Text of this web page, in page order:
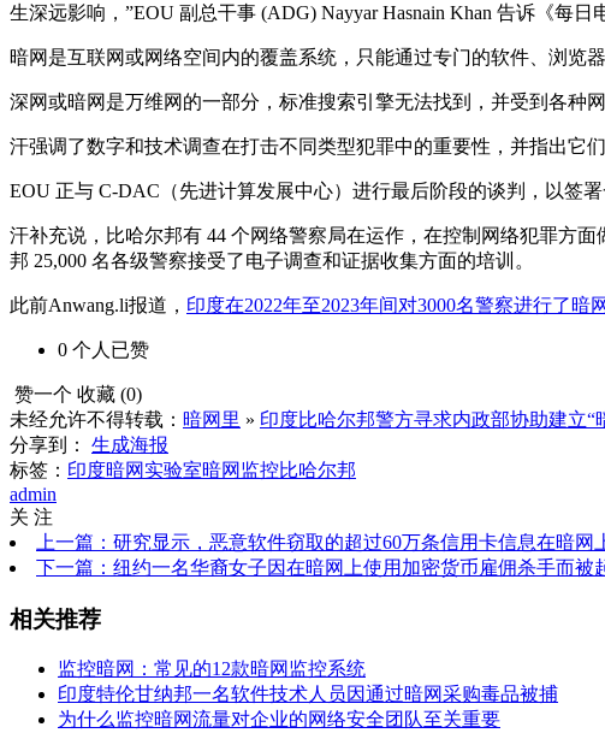
生深远影响，”EOU 副总干事 (ADG) Nayyar Hasnain Khan 告诉《每日
暗网是互联网或网络空间内的覆盖系统，只能通过专门的软件、浏览
深网或暗网是万维网的一部分，标准搜索引擎无法找到，并受到各种
汗强调了数字和技术调查在打击不同类型犯罪中的重要性，并指出它
EOU 正与 C-DAC（先进计算发展中心）进行最后阶段的谈判，以签
汗补充说，比哈尔邦有 44 个网络警察局在运作，在控制网络犯罪方
邦 25,000 名各级警察接受了电子调查和证据收集方面的培训。
此前Anwang.li报道， 印度在2022年至2023年间对3000名警察进行了暗
0 个人 已赞
赞一个 收藏 (0)
未经允许不得转载： 暗网里 » 印度比哈尔邦警方寻求内政部协助建立“
分享到：
生成海报
标签： 印度暗网实验室暗网监控比哈尔邦
admin
关 注
上一篇：研究显示，恶意软件窃取的超过60万条信用卡信息在暗网
下一篇：纽约一名华裔女子因在暗网上使用加密货币雇佣杀手而被
相关推荐
监控暗网：常见的12款暗网监控系统
印度特伦甘纳邦一名软件技术人员因通过暗网采购毒品被捕
为什么监控暗网流量对企业的网络安全团队至关重要